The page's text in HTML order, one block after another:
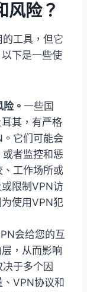
风险？
工具，但它
下是一些使
。 一些国
其，有严格
它们可能会
或者监控和惩
工作场所或
限制VPN访
使用VPN犯
会给您的互
，从而影响
于多个因
VPN协议和